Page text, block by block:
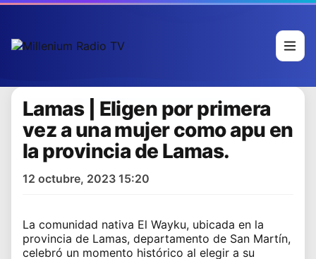
Lamas | Eligen por primera
vez a una mujer como apu en
la provincia de Lamas.
12 octubre, 2023 15:20
La comunidad nativa El Wayku, ubicada en la
provincia de Lamas, departamento de San Martín,
celebró un momento histórico al elegir a su